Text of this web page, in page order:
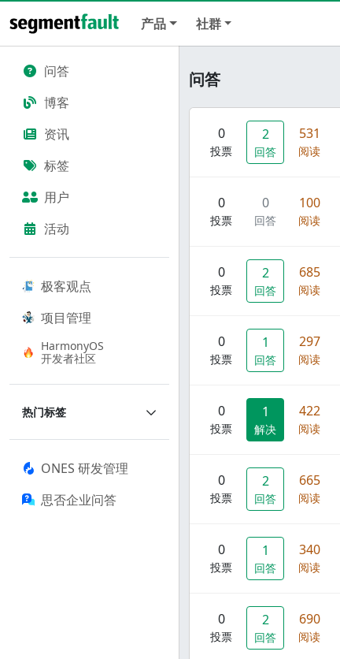
产品 社群
问答
博客
资讯
标签
用户
活动
极客观点
项目管理
HarmonyOS
开发者社区
热门标签
ONES 研发管理
思否企业问答
问答
0
投票
2
回答
531
阅读
0
投票
0
回答
100
阅读
0
投票
2
回答
685
阅读
0
投票
1
回答
297
阅读
0
投票
1
解决
422
阅读
0
投票
2
回答
665
阅读
0
投票
1
回答
340
阅读
0
投票
2
回答
690
阅读